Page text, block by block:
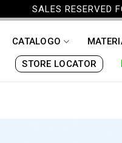
SALES RESERVED
CATALOGO
STORE LOCATOR